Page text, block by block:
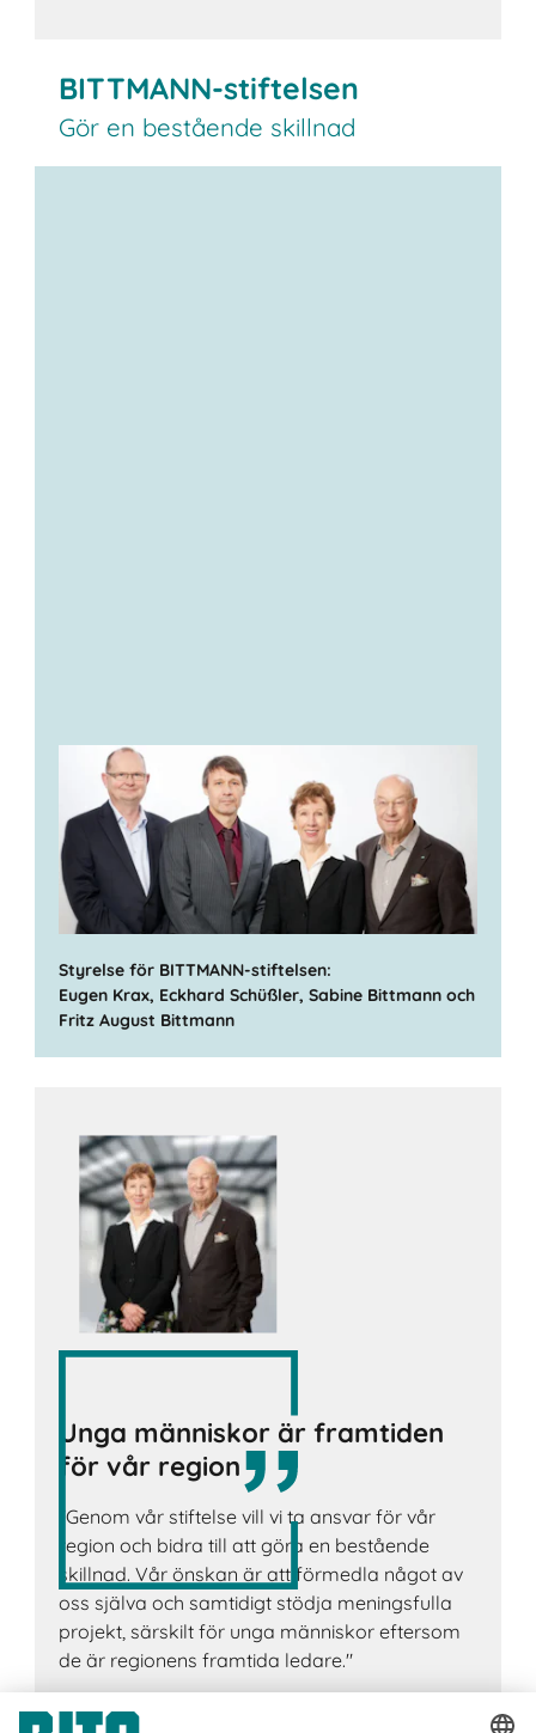
BITTMANN-stiftelsen
Gör en bestående skillnad
Styrelse för BITTMANN-stiftelsen:
Eugen Krax, Eckhard Schüßler, Sabine Bittmann och
Fritz August Bittmann
Unga människor är framtiden
för vår region
"Genom vår stiftelse vill vi ta ansvar för vår
region och bidra till att göra en bestående
skillnad. Vår önskan är att förmedla något av
oss själva och samtidigt stödja meningsfulla
projekt, särskilt för unga människor eftersom
de är regionens framtida ledare."
Sabine och Fritz Bittmann